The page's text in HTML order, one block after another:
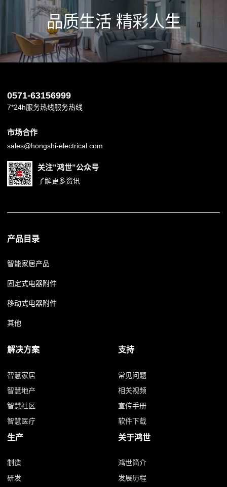
品质生活 精彩人生
0571-63156999
7*24h服务热线服务热线
市场合作
sales@hongshi-electrical.com
关注”鸿世”公众号
了解更多资讯
产品目录
智能家居产品
固定式电器附件
移动式电器附件
其他
解决方案
智慧家居
智慧地产
智慧社区
智慧医疗
支持
常见问题
相关视频
宣传手册
软件下载
生产
制造
研发
关于鸿世
鸿世简介
发展历程